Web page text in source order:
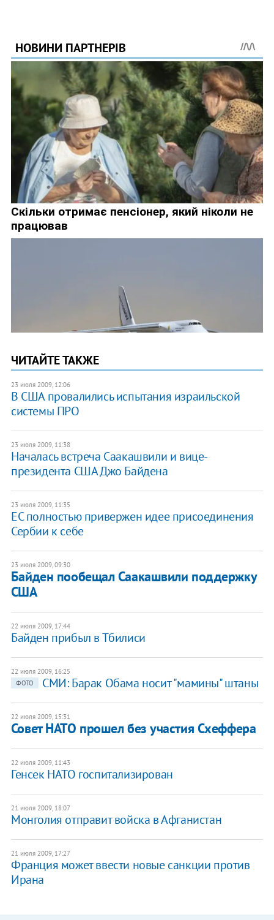
ЧИТАЙТЕ ТАКЖЕ
23 июля 2009, 12:06
В США провалились испытания израильской
системы ПРО
23 июля 2009, 11:38
Началась встреча Саакашвили и вице-
президента США Джо Байдена
23 июля 2009, 11:35
ЕС полностью привержен идее присоединения
Сербии к себе
23 июля 2009, 09:30
Байден пообещал Саакашвили поддержку
США
22 июля 2009, 17:44
Байден прибыл в Тбилиси
22 июля 2009, 16:25
ФОТО
СМИ: Барак Обама носит "мамины" штаны
22 июля 2009, 15:31
Совет НАТО прошел без участия Схеффера
22 июля 2009, 11:43
Генсек НАТО госпитализирован
21 июля 2009, 18:07
Монголия отправит войска в Афганистан
21 июля 2009, 17:27
Франция может ввести новые санкции против
Ирана